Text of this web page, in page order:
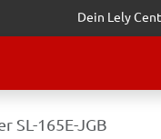
Dein Lely
SL-165E-JGB